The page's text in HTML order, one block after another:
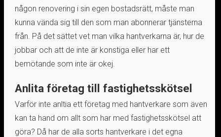
någon renovering i sin egen bostadsrätt, måste man
kunna vända sig till den som man abonnerar tjänsterna
från. På det sättet vet man vilka hantverkarna är, hur de
jobbar och att de inte är konstiga eller har ett
bemötande som inte är okej.
Anlita företag till fastighetsskötsel
Varför inte anltia ett företag med hantverkare som även
kan ta hand om allt som har med fastighetsskötsel att
göra? Då har de alla sorts hantverkare i det egna